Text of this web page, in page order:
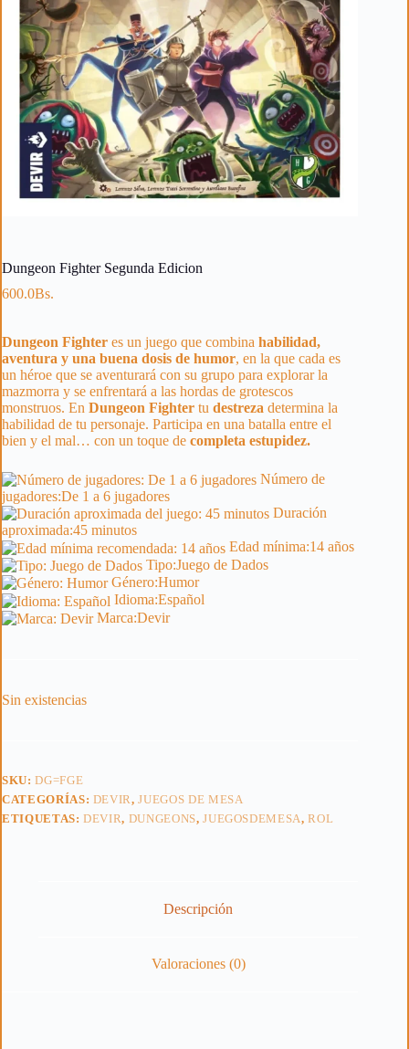
Dungeon Fighter Segunda Edicion
600.0Bs.
Dungeon Fighter es un juego que combina habilidad,
aventura y una buena dosis de humor, en la que cada es
un héroe que se aventurará con su grupo para explorar la
mazmorra y se enfrentará a las hordas de grotescos
monstruos. En Dungeon Fighter tu destreza determina la
habilidad de tu personaje. Participa en una batalla entre el
bien y el mal… con un toque de completa estupidez.
Número de
jugadores:De 1 a 6 jugadores
Duración
aproximada:45 minutos
Edad mínima:14 años
Tipo:Juego de Dados
Género:Humor
Idioma:Español
Marca:Devir
Sin existencias
SKU:DG=FGE
CATEGORÍAS: DEVIR,JUEGOS DE MESA
ETIQUETAS:DEVIR, DUNGEONS,JUEGOSDEMESA,ROL
Descripción
Valoraciones (0)